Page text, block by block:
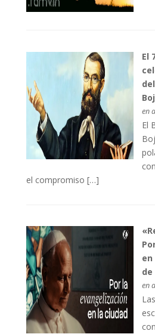
El
en
El
el compromiso […]
de
en